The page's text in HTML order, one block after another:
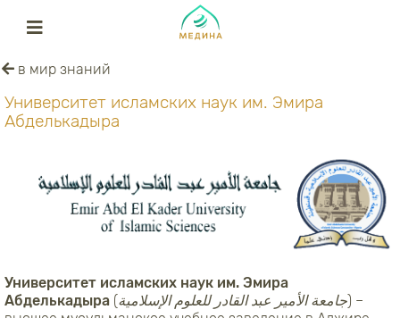
в мир знаний
Университет исламских наук им. Эмира
Абделькадыра
Университет исламских наук им. Эмира
Абделькадыра (جامعة الأمير عبد القادر للعلوم الإسلامية) –